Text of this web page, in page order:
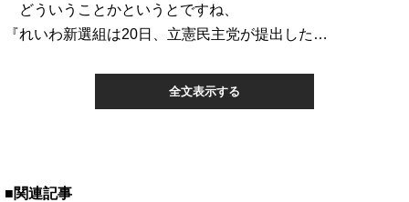
どういうことかというとですね、
『れいわ新選組は20日、立憲民主党が提出した…
全文表示する
■関連記事